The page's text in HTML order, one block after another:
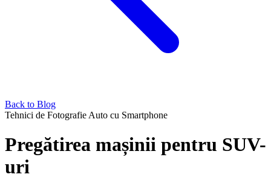
Back to Blog
Tehnici de Fotografie Auto cu Smartphone
Pregătirea mașinii pentru SUV-
uri